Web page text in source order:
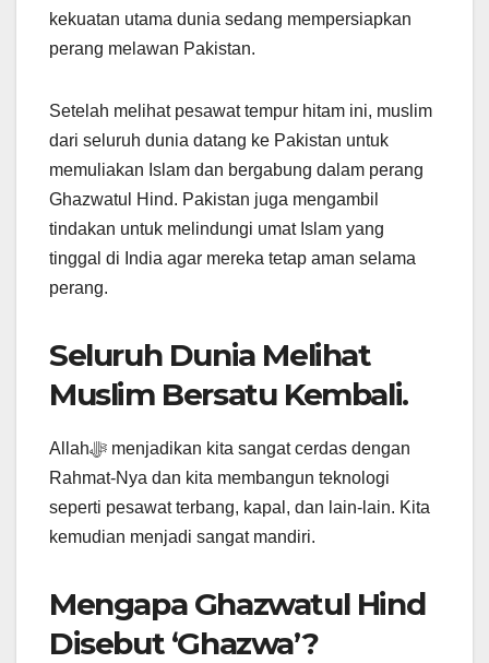
kekuatan utama dunia sedang mempersiapkan
perang melawan Pakistan.
Setelah melihat pesawat tempur hitam ini, muslim
dari seluruh dunia datang ke Pakistan untuk
memuliakan Islam dan bergabung dalam perang
Ghazwatul Hind. Pakistan juga mengambil
tindakan untuk melindungi umat Islam yang
tinggal di India agar mereka tetap aman selama
perang.
Seluruh Dunia Melihat
Muslim Bersatu Kembali.
Allahﷻ menjadikan kita sangat cerdas dengan
Rahmat-Nya dan kita membangun teknologi
seperti pesawat terbang, kapal, dan lain-lain. Kita
kemudian menjadi sangat mandiri.
Mengapa Ghazwatul Hind
Disebut ‘Ghazwa’?